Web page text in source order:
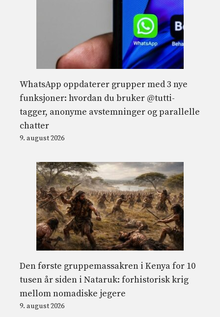
WhatsApp oppdaterer grupper med 3 nye
funksjoner: hvordan du bruker @tutti-
tagger, anonyme avstemninger og parallelle
chatter
9. august 2026
Den første gruppemassakren i Kenya for 10
tusen år siden i Nataruk: forhistorisk krig
mellom nomadiske jegere
9. august 2026